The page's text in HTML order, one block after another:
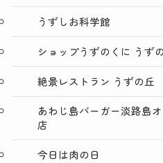
うずしお科学館
ショップうずのくに うず
絶景レストラン うずの丘
あわじ島バーガー淡路島
店
今日は肉の日